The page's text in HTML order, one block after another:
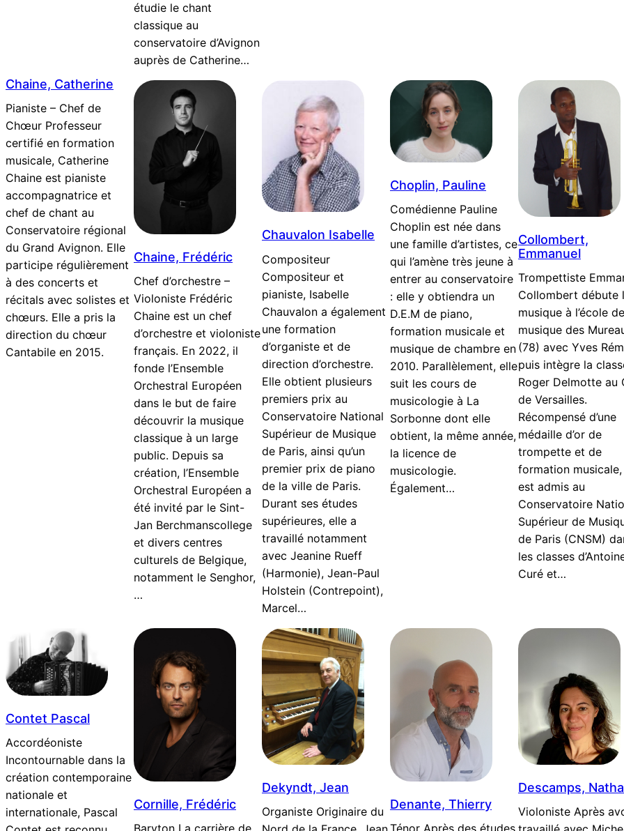
étudie le chant
classique au
conservatoire d’Avignon
auprès de Catherine…
Chaine, Catherine
Pianiste – Chef de
Chœur Professeur
certifié en formation
musicale, Catherine
Chaine est pianiste
accompagnatrice et
chef de chant au
Conservatoire régional
du Grand Avignon. Elle
participe régulièrement
à des concerts et
récitals avec solistes et
chœurs. Elle a pris la
direction du chœur
Cantabile en 2015.
Chaine, Frédéric
Chef d’orchestre –
Violoniste Frédéric
Chaine est un chef
d’orchestre et violoniste
français. En 2022, il
fonde l’Ensemble
Orchestral Européen
dans le but de faire
découvrir la musique
classique à un large
public. Depuis sa
création, l’Ensemble
Orchestral Européen a
été invité par le Sint-
Jan Berchmanscollege
et divers centres
culturels de Belgique,
notamment le Senghor,
…
Chauvalon Isabelle
Compositeur
Compositeur et
pianiste, Isabelle
Chauvalon a également
une formation
d’organiste et de
direction d’orchestre.
Elle obtient plusieurs
premiers prix au
Conservatoire National
Supérieur de Musique
de Paris, ainsi qu’un
premier prix de piano
de la ville de Paris.
Durant ses études
supérieures, elle a
travaillé notamment
avec Jeanine Rueff
(Harmonie), Jean-Paul
Holstein (Contrepoint),
Marcel…
Choplin, Pauline
Comédienne Pauline
Choplin est née dans
une famille d’artistes, ce
qui l’amène très jeune à
entrer au conservatoire
: elle y obtiendra un
D.E.M de piano,
formation musicale et
musique de chambre en
2010. Parallèlement, elle
suit les cours de
musicologie à La
Sorbonne dont elle
obtient, la même année,
la licence de
musicologie.
Également…
Collombert,
Emmanuel
Trompettiste
Collombert débute
musique à l’école de
musique des
(78) avec Yves
puis intègre la
Roger Delmotte au
de Versailles.
Récompensé d’une
médaille d’or de
trompette et de
formation
est admis au
Conservatoire
Supérieur de
de Paris (CNSM)
les classes
Curé et…
Contet Pascal
Accordéoniste
Incontournable dans la
création contemporaine
nationale et
internationale, Pascal
Cornille, Frédéric
Dekyndt, Jean
Organiste Originaire du Denante, Thierry
Descamps,
Violoniste Après